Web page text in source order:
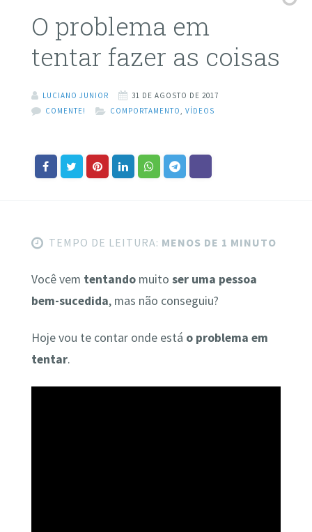
O problema em
tentar fazer as coisas
LUCIANO JUNIOR
31 DE AGOSTO DE 2017
COMENTE!
COMPORTAMENTO VÍDEOS
TEMPO DE LEITURA: MENOS DE 1 MINUTO
Você vem tentandomuito ser uma pessoa
bem-sucedida, mas não conseguiu?
Hoje vou te contar onde está o problema em
tentar.